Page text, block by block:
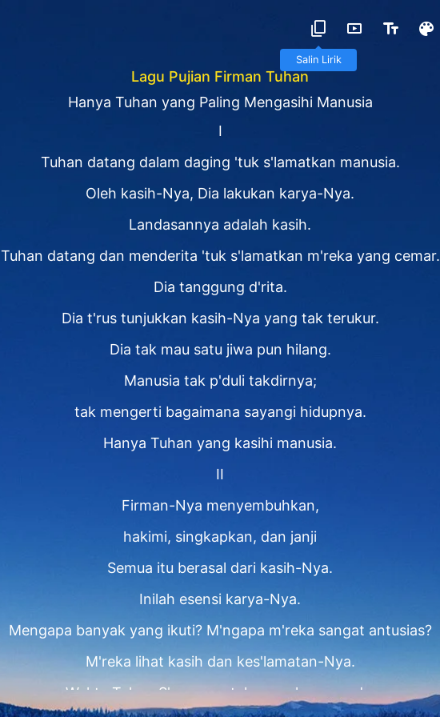
Salin Lirik
Lagu Pujian Firman Tuhan
Hanya Tuhan yang Paling Mengasihi Manusia
I
Tuhan datang dalam daging 'tuk s'lamatkan manusia.
Oleh kasih-Nya, Dia lakukan karya-Nya.
Landasannya adalah kasih.
Tuhan datang dan menderita 'tuk s'lamatkan m'reka yang cemar.
Dia tanggung d'rita.
Dia t'rus tunjukkan kasih-Nya yang tak terukur.
Dia tak mau satu jiwa pun hilang.
Manusia tak p'duli takdirnya;
tak mengerti bagaimana sayangi hidupnya.
Hanya Tuhan yang kasihi manusia.
II
Firman-Nya menyembuhkan,
hakimi, singkapkan, dan janji
Semua itu berasal dari kasih-Nya.
Inilah esensi karya-Nya.
Mengapa banyak yang ikuti? M'ngapa m'reka sangat antusias?
M'reka lihat kasih dan kes'lamatan-Nya.
Waktu Tuhan S'mpurna, tak pernah menunda.